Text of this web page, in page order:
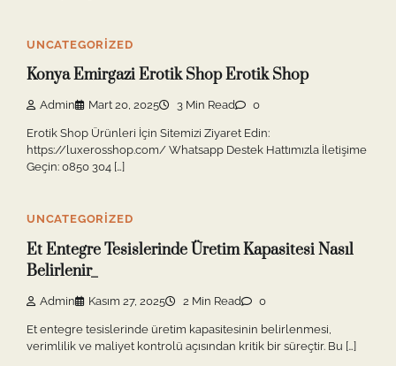
UNCATEGORIZED
Konya Emirgazi Erotik Shop Erotik Shop
Admin Mart 20, 2025 3 Min Read 0
Erotik Shop Ürünleri İçin Sitemizi Ziyaret Edin:
https://luxerosshop.com/ Whatsapp Destek Hattımızla İletişime
Geçin: 0850 304 […]
UNCATEGORIZED
Et Entegre Tesislerinde Üretim Kapasitesi Nasıl
Belirlenir_
Admin Kasım 27, 2025 2 Min Read 0
Et entegre tesislerinde üretim kapasitesinin belirlenmesi,
verimlilik ve maliyet kontrolü açısından kritik bir süreçtir. Bu […]